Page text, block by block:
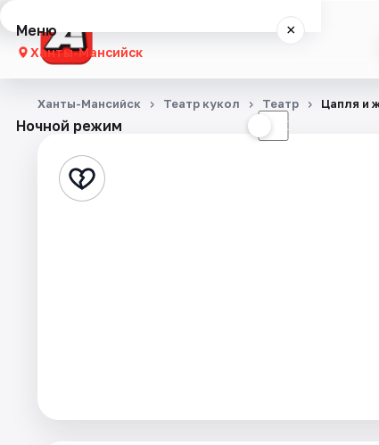
Меню ×
Ханты-Мансийск
Концерты
Стендап
Ночной режим ☾
Ханты-Мансийск Театр кукол Театр Цапля и